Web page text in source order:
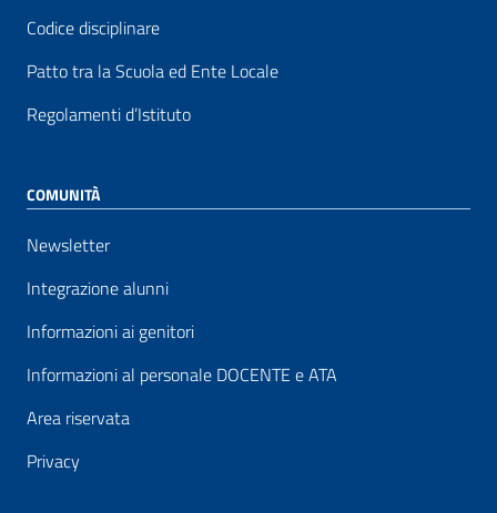
Codice disciplinare
Patto tra la Scuola ed Ente Locale
Regolamenti d’Istituto
COMUNITÀ
Newsletter
Integrazione alunni
Informazioni ai genitori
Informazioni al personale DOCENTE e ATA
Area riservata
Privacy